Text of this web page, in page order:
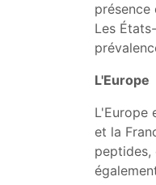
Les
L'Europe
L'Europe
et la
peptides,